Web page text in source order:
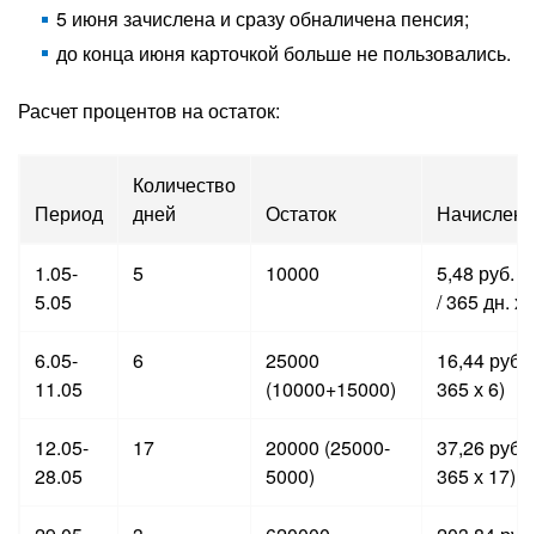
5 июня зачислена и сразу обналичена пенсия;
до конца июня карточкой больше не пользовались.
Расчет процентов на остаток:
Период
Количество
дней
Остаток
1.05-
5.05
5 10000
5,48 руб.
/ 365 дн. х
6.05-
11.05
6
25000
(10000+15000)
16,44 руб.
365 х 6)
12.05-
28.05
17
20000 (25000-
5000)
37,26 руб.
365 х 17)